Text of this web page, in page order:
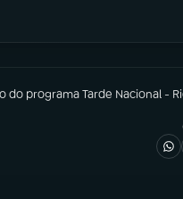
do programaTarde Nacional -